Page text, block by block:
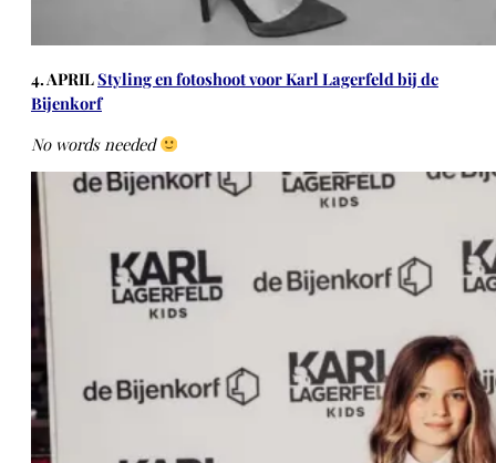
4. APRILStyling en fotoshoot voor Karl Lagerfeld bij de
Bijenkorf
No words needed